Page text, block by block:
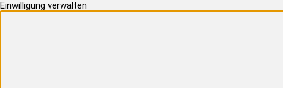
Einwilligung verwalten